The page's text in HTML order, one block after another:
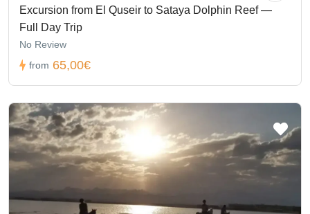
Excursion from El Quseir to Sataya Dolphin Reef —
Full Day Trip
No Review
from 65,00€